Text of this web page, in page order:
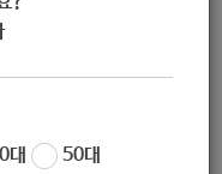
대
50대